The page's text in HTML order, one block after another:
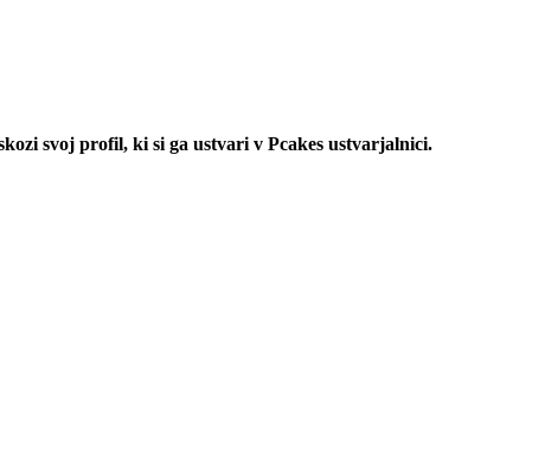
svoj profil, ki si ga ustvari v Pcakes ustvarjalnici.